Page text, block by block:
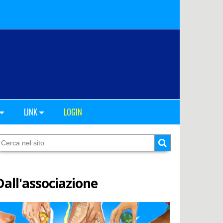
LINK LOGIN